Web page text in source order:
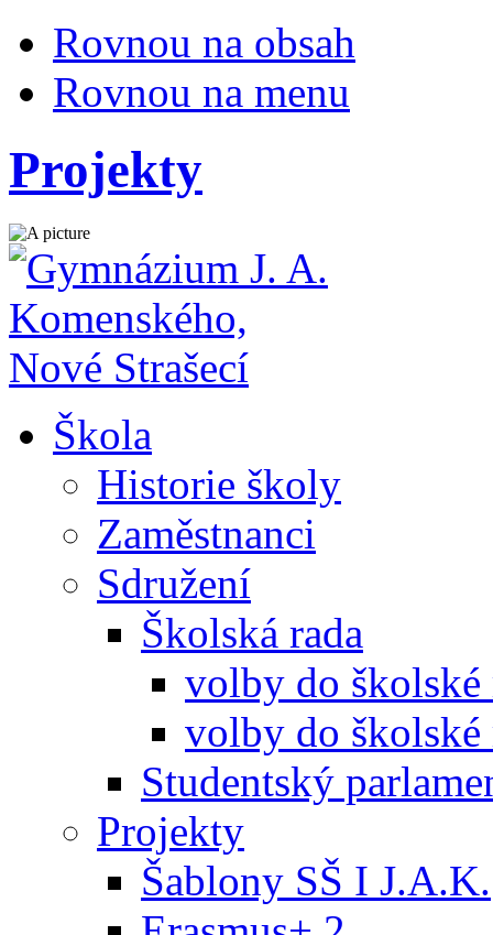
Rovnou na obsah
Rovnou na menu
Projekty
Škola
Historie školy
Zaměstnanci
Sdružení
Školská rada
volby do školské
volby do
Studentský
Projekty
Šablony SŠ I J.A.K.